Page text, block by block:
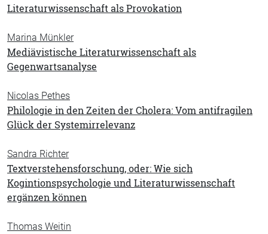
Literaturwissenschaft als Provokation
Marina Münkler
Mediävistische Literaturwissenschaft als
Gegenwartsanalyse
Nicolas Pethes
Philologie in den Zeiten der Cholera: Vom antifragilen
Glück der Systemirrelevanz
Sandra Richter
Textverstehensforschung, oder: Wie sich
Kogintionspsychologie und Literaturwissenschaft
ergänzen können
Thomas Weitin